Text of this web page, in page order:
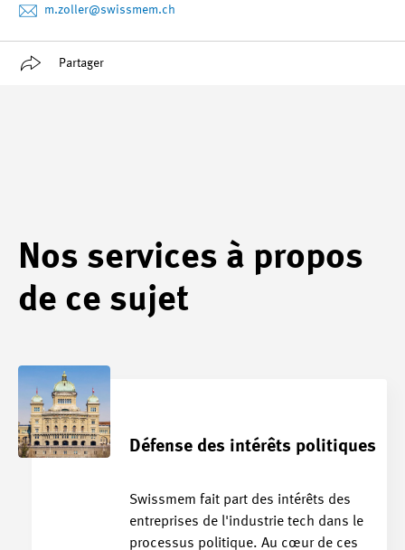
m.zoller@swissmem.ch
Partager
Nos services à propos
de ce sujet
Défense des intérêts politiques
Swissmem fait part des intérêts des
entreprises de l'industrie tech dans le
processus politique. Au cœur de ces